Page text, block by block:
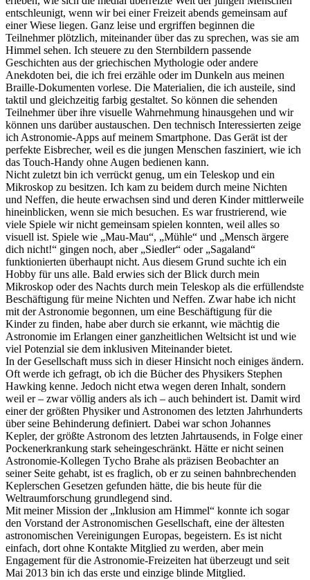
entschleunigt, wenn wir bei einer Freizeit abends gemeinsam auf
einer Wiese liegen. Ganz leise und ergriffen beginnen die
Teilnehmer plötzlich, miteinander über das zu sprechen, was sie am
Himmel sehen. Ich steuere zu den Sternbildern passende
Geschichten aus der griechischen Mythologie oder andere
Anekdoten bei, die ich frei erzähle oder im Dunkeln aus meinen
Braille-Dokumenten vorlese. Die Materialien, die ich austeile, sind
taktil und gleichzeitig farbig gestaltet. So können die sehenden
Teilnehmer über ihre visuelle Wahrnehmung hinausgehen und wir
können uns darüber austauschen. Den technisch Interessierten zeige
ich Astronomie-Apps auf meinem Smartphone. Das Gerät ist der
perfekte Eisbrecher, weil es die jungen Menschen fasziniert, wie ich
das Touch-Handy ohne Augen bedienen kann.
Nicht zuletzt bin ich verrückt genug, um ein Teleskop und ein
Mikroskop zu besitzen. Ich kam zu beidem durch meine Nichten
und Neffen, die heute erwachsen sind und deren Kinder mittlerweile
hineinblicken, wenn sie mich besuchen. Es war frustrierend, wie
viele Spiele wir nicht gemeinsam spielen konnten, weil alles so
visuell ist. Spiele wie „Mau-Mau“, „Mühle“ und „Mensch ärgere
dich nicht!“ gingen noch, aber „Siedler“ oder „Sagaland“
funktionierten überhaupt nicht. Aus diesem Grund suchte ich ein
Hobby für uns alle. Bald erwies sich der Blick durch mein
Mikroskop oder des Nachts durch mein Teleskop als die erfüllendste
Beschäftigung für meine Nichten und Neffen. Zwar habe ich nicht
mit der Astronomie begonnen, um eine Beschäftigung für die
Kinder zu finden, habe aber durch sie erkannt, wie mächtig die
Astronomie im Erlangen einer ganzheitlichen Weltsicht ist und wie
viel Potenzial sie dem inklusiven Miteinander bietet.
In der Gesellschaft muss sich in dieser Hinsicht noch einiges ändern.
Oft werde ich gefragt, ob ich die Bücher des Physikers Stephen
Hawking kenne. Jedoch nicht etwa wegen deren Inhalt, sondern
weil er – zwar völlig anders als ich – auch behindert ist. Damit wird
einer der größten Physiker und Astronomen des letzten Jahrhunderts
über seine Behinderung definiert. Dabei war schon Johannes
Kepler, der größte Astronom des letzten Jahrtausends, in Folge einer
Pockenerkrankung stark seheingeschränkt. Hätte er nicht seinen
Astronomie-Kollegen Tycho Brahe als präzisen Beobachter an
seiner Seite gehabt, ist es fraglich, ob er zu seinen bahnbrechenden
Keplerschen Gesetzen gefunden hätte, die bis heute für die
Weltraumforschung grundlegend sind.
Mit meiner Mission der „Inklusion am Himmel“ konnte ich sogar
den Vorstand der Astronomischen Gesellschaft, eine der ältesten
astronomischen Vereinigungen Europas, begeistern. Es ist nicht
einfach, dort ohne Kontakte Mitglied zu werden, aber mein
Engagement für die Astronomie-Freizeiten hat überzeugt und seit
Mai 2013 bin ich das erste und einzige blinde Mitglied.